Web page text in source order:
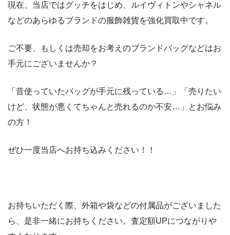
現在、当店ではグッチをはじめ、ルイヴィトンやシャネル
などのあらゆるブランドの服飾雑貨を強化買取中です。
ご不要、もしくは売却をお考えのブランドバッグなどはお
手元にございませんか？
「昔使っていたバッグが手元に残っている…」「売りたい
けど、状態が悪くてちゃんと売れるのか不安…」とお悩み
の方！
ぜひ一度当店へお持ち込みください！！
お持ちいただく際、外箱や袋などの付属品がございました
ら、是非一緒にお持ちください。査定額UPにつながりや